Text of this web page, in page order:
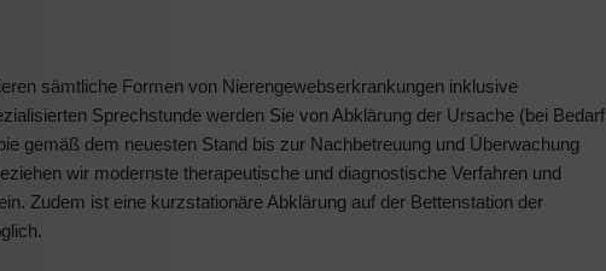
sämtliche Formen von Nierengewebserkrankungen inklusive
Sprechstunde werden Sie von Abklärung der Ursache (bei Bedarf
gemäß dem neuesten Stand bis zur Nachbetreuung und Überwachung
wir modernste therapeutische und diagnostische Verfahren und
Zudem ist eine kurzstationäre Abklärung auf der Bettenstation der